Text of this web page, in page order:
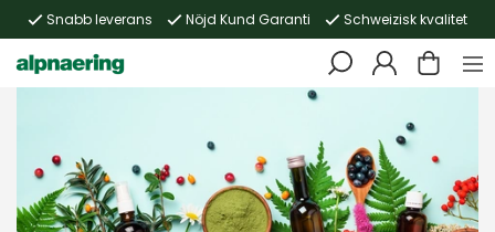
Snabb leverans Nöjd Kund Garanti Schweizisk kvalitet